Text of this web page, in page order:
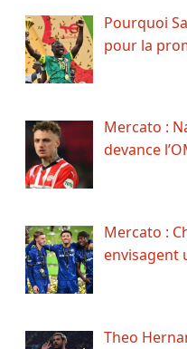
Pourquoi
pour la
Mercato :
devance
Mercato :
envisagent
Theo